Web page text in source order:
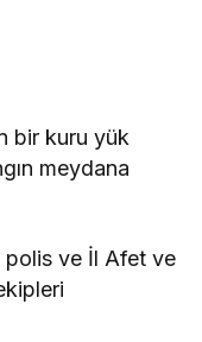
bir kuru yük
meydana
polis ve İl Afet ve